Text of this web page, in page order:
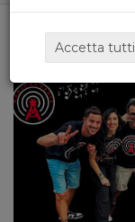
Accetta tutti